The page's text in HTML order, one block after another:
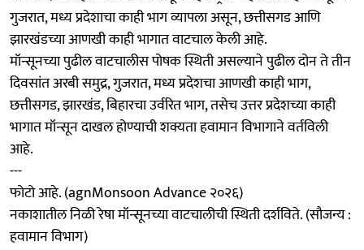
गुजरात, मध्य प्रदेशाचा काही भाग व्यापला असून, छत्तीसगड आणि
झारखंडच्या आणखी काही भागात वाटचाल केली आहे.
मॉन्सूनच्या पुढील वाटचालीस पोषक स्थिती असल्याने पुढील दोन ते तीन
दिवसांत अरबी समुद्र, गुजरात, मध्य प्रदेशचा आणखी काही भाग,
छत्तीसगड, झारखंड, बिहारचा उर्वरित भाग, तसेच उत्तर प्रदेशच्या काही
भागात मॉन्सून दाखल होण्याची शक्यता हवामान विभागाने वर्तविली
आहे.
---
फोटो आहे. (agnMonsoon Advance २०२६)
नकाशातील निळी रेषा मॉन्सूनच्या वाटचालीची स्थिती दर्शविते. (सौजन्य :
हवामान विभाग)